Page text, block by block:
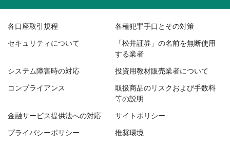
各口座取引規程 各種犯罪手口とその対策
セキュリティについて
「松井証券」の名前を無断使用
する業者
システム障害時の対応 投資用教材販売業者について
コンプライアンス
取扱商品のリスクおよび手数料
等の説明
金融サービス提供法への対応 サイトポリシー
プライバシーポリシー 推奨環境